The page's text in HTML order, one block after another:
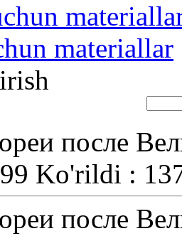
materiallar
после
Ko'rildi :
после